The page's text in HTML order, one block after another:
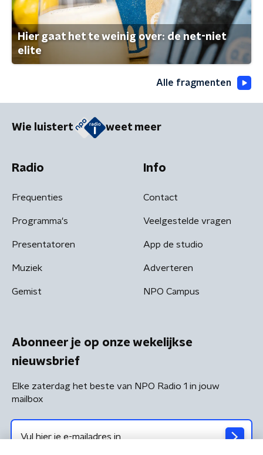
Hier gaat het te weinig over: de net-niet
elite
Alle fragmenten
Wie luistert weet meer
Radio
Frequenties
Programma's
Presentatoren
Muziek
Gemist
Info
Contact
Veelgestelde vragen
App de studio
Adverteren
NPO Campus
Abonneer je op onze wekelijkse
nieuwsbrief
Elke zaterdag het beste van NPO Radio 1 in jouw
mailbox